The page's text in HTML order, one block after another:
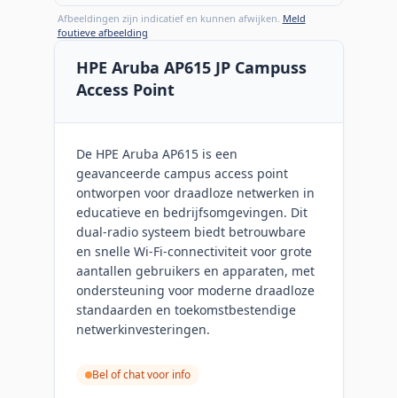
Afbeeldingen zijn indicatief en kunnen afwijken. Meld
foutieve afbeelding
HPE Aruba AP615 JP Campuss
Access Point
De HPE Aruba AP615 is een
geavanceerde campus access point
ontworpen voor draadloze netwerken in
educatieve en bedrijfsomgevingen. Dit
dual-radio systeem biedt betrouwbare
en snelle Wi-Fi-connectiviteit voor grote
aantallen gebruikers en apparaten, met
ondersteuning voor moderne draadloze
standaarden en toekomstbestendige
netwerkinvesteringen.
Bel of chat voor info